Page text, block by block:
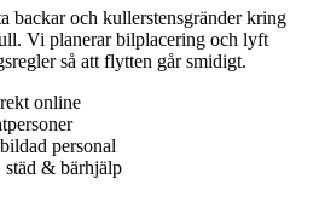
backar och kullerstensgränder kring
Vi planerar bilplacering och lyft
så att flytten går smidigt.
online
personal
städ & bärhjälp